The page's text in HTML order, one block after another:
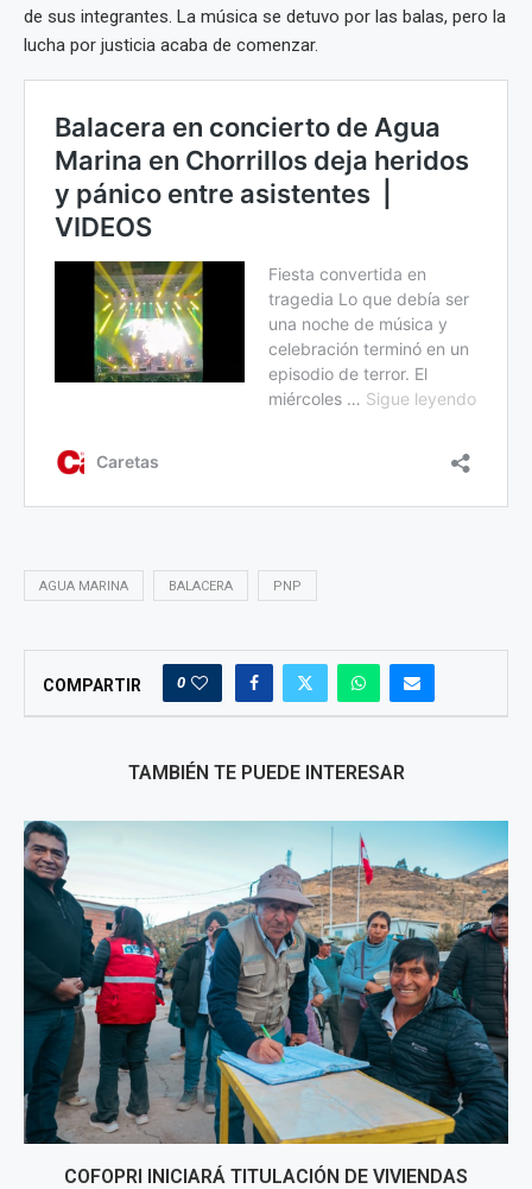
de sus integrantes. La música se detuvo por las balas, pero la
lucha por justicia acaba de comenzar.
AGUA MARINA BALACERA PNP
COMPARTIR 0
TAMBIÉN TE PUEDE INTERESAR
COFOPRI INICIARÁ TITULACIÓN DE VIVIENDAS